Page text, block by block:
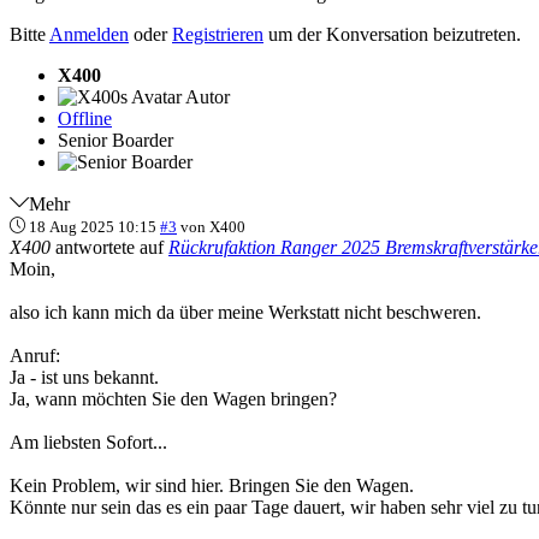
Bitte Anmelden oderRegistrieren um der Konversation beizutreten.
X400
Autor
Offline
Senior Boarder
Mehr
18 Aug 2025 10:15 #3 von X400
X400 antwortete auf Rückrufaktion Ranger 2025
Moin,
also ich kann mich da über meine Werkstatt nicht beschweren.
Anruf:
Ja - ist uns bekannt.
Ja, wann möchten Sie den Wagen bringen?
Am liebsten Sofort...
Kein Problem, wir sind hier. Bringen Sie den Wagen.
Könnte nur sein das es ein paar Tage dauert, wir haben sehr viel zu